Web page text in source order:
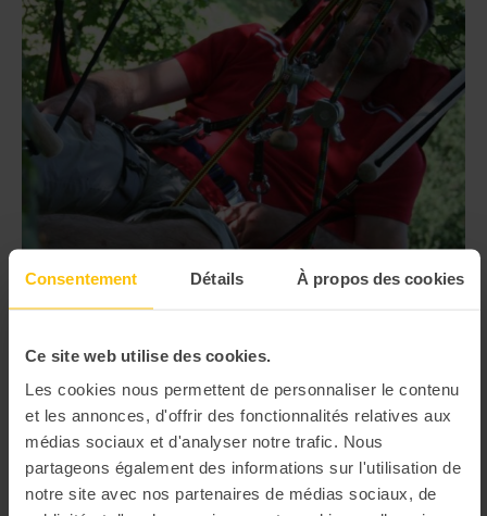
Consentement Détails À propos des cookies
Ce site web utilise des cookies.
Les cookies nous permettent de personnaliser le contenu
et les annonces, d'offrir des fonctionnalités relatives aux
médias sociaux et d'analyser notre trafic. Nous
partageons également des informations sur l'utilisation de
notre site avec nos partenaires de médias sociaux, de
1. Osez l’aventure avec l’activité “Grimpe
d’arbres”
Partez à l’aventure lors d’un Team Building accrobranche avec l’activité
Grimpe d’arbres! Quoi de plus fun et d’insolite pour passer un bon moment
collaborateurs. Nous vous proposons une gamme variée de parcours